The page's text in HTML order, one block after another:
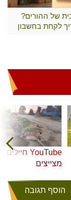
של ההורים?
לקחת בחשבון
YouTube חיילים
מצייצים
הוסף תגובה